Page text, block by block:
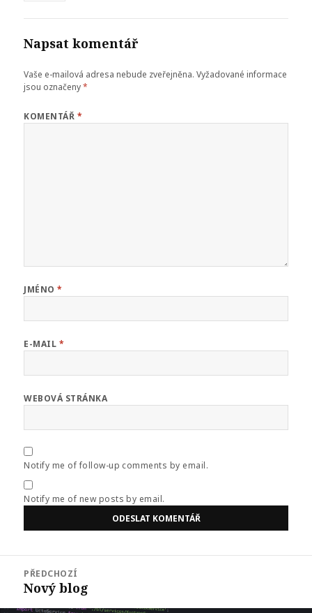
Napsat komentář
Vaše e-mailová adresa nebude zveřejněna. Vyžadované informace
jsou označeny*
KOMENTÁŘ *
JMÉNO*
E-MAIL *
WEBOVÁ STRÁNKA
Notify me of follow-up comments by email.
Notify me of new posts by email.
příspěvek
PŘEDCHOZÍ
Předchozí
Nový blog